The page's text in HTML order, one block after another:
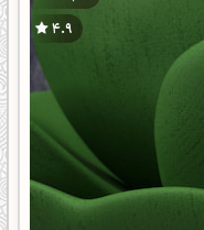
4.9